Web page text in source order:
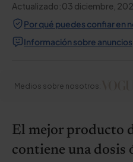
Actualizado:03 diciembre,
Por qué puedes confiar en
Información sobre anuncios
Medios sobre nosotros:
El mejor producto
contiene una dosis